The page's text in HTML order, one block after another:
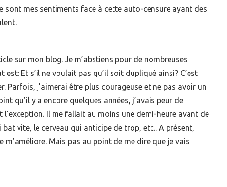
sont mes sentiments face à cette auto-censure ayant des
sur mon blog. Je m’abstiens pour de nombreuses
Et s’il ne voulait pas qu’il soit dupliqué ainsi? C’est
Parfois, j’aimerai être plus courageuse et ne pas avoir un
qu’il y a encore quelques années, j’avais peur de
l’exception. Il me fallait au moins une demi-heure avant de
bat vite, le cerveau qui anticipe de trop, etc.. A présent,
m’améliore. Mais pas au point de me dire que je vais